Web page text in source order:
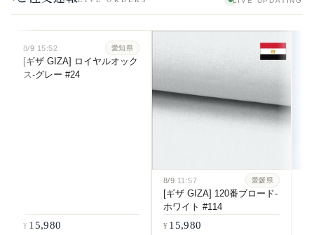
8/9 15:52 愛知県
[ギザ GIZA] ロイヤルオック
ス-グレー #24
15,980
8/9 11:57 愛媛県
[ギザ GIZA] 120番ブロード-
ホワイト #114
15,980